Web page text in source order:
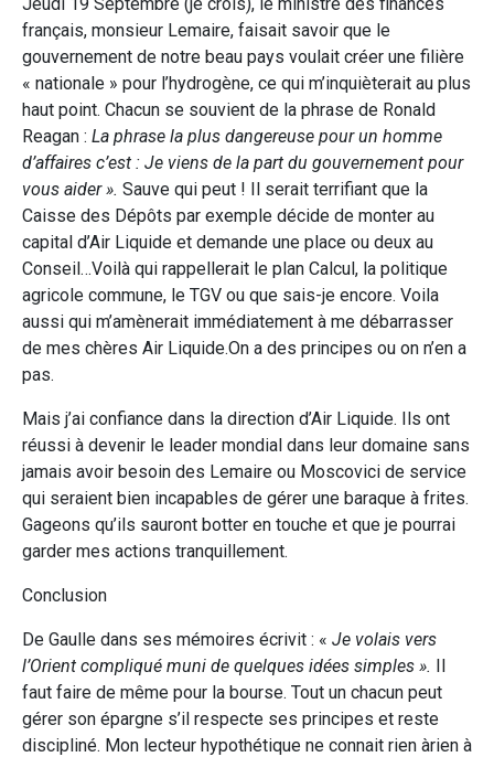
français, monsieur Lemaire, faisait savoir que le
gouvernement de notre beau pays voulait créer une filière
« nationale » pour l’hydrogène, ce qui m’inquièterait au plus
haut point. Chacun se souvient de la phrase de Ronald
Reagan : La phrase la plus dangereuse pour un homme
d’affaires c’est : Je viens de la part du gouvernement pour
vous aider ». Sauve qui peut ! Il serait terrifiant que la
Caisse des Dépôts par exemple décide de monter au
capital d’Air Liquide et demande une place ou deux au
Conseil…Voilà qui rappellerait le plan Calcul, la politique
agricole commune, le TGV ou que sais-je encore. Voila
aussi qui m’amènerait immédiatement à me débarrasser
de mes chères Air Liquide.On a des principes ou on n’en a
pas.
Mais j’ai confiance dans la direction d’Air Liquide. Ils ont
réussi à devenir le leader mondial dans leur domaine sans
jamais avoir besoin des Lemaire ou Moscovici de service
qui seraient bien incapables de gérer une baraque à frites.
Gageons qu’ils sauront botter en touche et que je pourrai
garder mes actions tranquillement.
Conclusion
De Gaulle dans ses mémoires écrivit : « Je volais vers
l’Orient compliqué muni de quelques idées simples ». Il
faut faire de même pour la bourse. Tout un chacun peut
gérer son épargne s’il respecte ses principes et reste
discipliné. Mon lecteur hypothétique ne connait rien àrien à